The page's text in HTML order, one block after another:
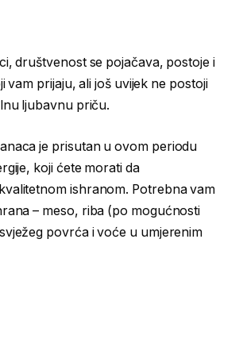
društvenost se pojačava, postoje i
vam prijaju, ali još uvijek ne postoji
ljubavnu priču.
je prisutan u ovom periodu
koji ćete morati da
ishranom. Potrebna vam
– meso, riba (po mogućnosti
povrća i voće u umjerenim